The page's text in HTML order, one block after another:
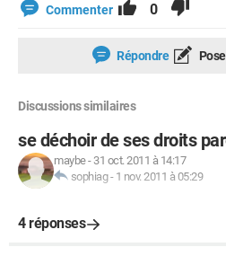
Commenter 0
Répondre
Discussions similaires
se déchoir de ses droits
maybe- 31 oct. 2011 à 14:17
sophiag- 1 nov. 2011 à 05:29
4 réponses